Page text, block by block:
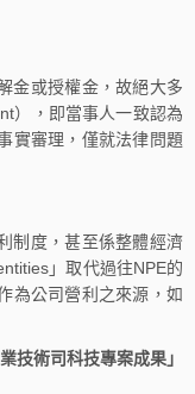
或授權金，故絕大多
），即當事人一致認為
實審理，僅就法律問題
度，甚至係整體經濟
」取代過往NPE的
為公司營利之來源，如
技術司科技專案成果」